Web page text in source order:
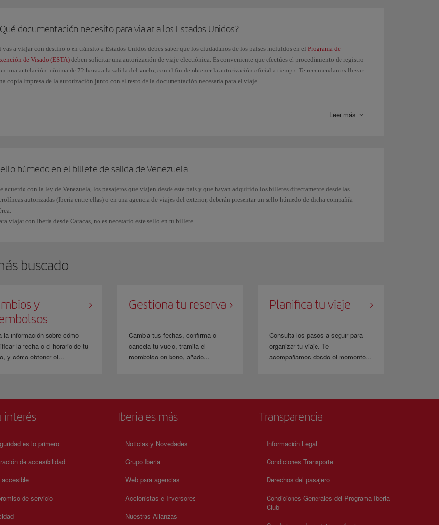
documentación necesito para viajar a los Estados Unidos?
vas a viajar con destino o en tránsito a Estados Unidos debes saber que los ciudadanos de los países incluidos en el Programa de
de Visado (ESTA) deben solicitar una autorización de viaje electrónica. Es conveniente que efectúes el procedimiento de registro
una antelación mínima de 72 horas a la salida del vuelo, con el fin de obtener la autorización oficial a tiempo. Te recomendamos llevar
copia impresa de la autorización junto con el resto de la documentación necesaria para el viaje.
B1 o B2 en el Consulado General o Sección Consular de la Embajada de Estados Unidos de tu lugar deLeer más
húmedo en el billete de salida de Venezuela
acuerdo con la ley de Venezuela, los pasajeros que viajen desde este país y que hayan adquirido los billetes directamente desde las
autorizadas (Iberia entre ellas) o en una agencia de viajes del exterior, deberán presentar un sello húmedo de dicha compañía
viajar con Iberia desde Caracas, no es necesario este sello en tu billete.
buscado
y
la información sobre cómo
la fecha o el horario de tu
y cómo obtener el...
Gestiona tu reserva
Cambia tus fechas, confirma o
cancela tu vuelo, tramita el
reembolso en bono, añade...
Planifica tu viaje
Consulta los pasos a seguir para
organizar tu viaje. Te
acompañamos desde el momento...
interés
es lo primero
de accesibilidad
accesible
de servicio
Iberia es más
Noticias y Novedades
Grupo Iberia
Web para agencias
Accionistas e Inversores
Nuestras Alianzas
Transparencia
Información Legal
Condiciones Transporte
Derechos del pasajero
Condiciones Generales del Programa Iberia
Club